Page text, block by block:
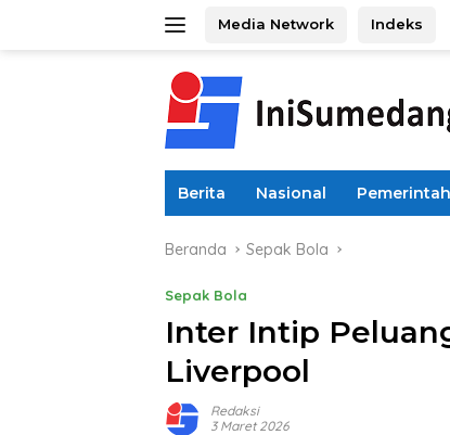
Media Network Indeks
Berita Nasional Pemerintah
Beranda Sepak Bola
Sepak Bola
Inter Intip
Liverpool
Redaksi
3 Maret 2026